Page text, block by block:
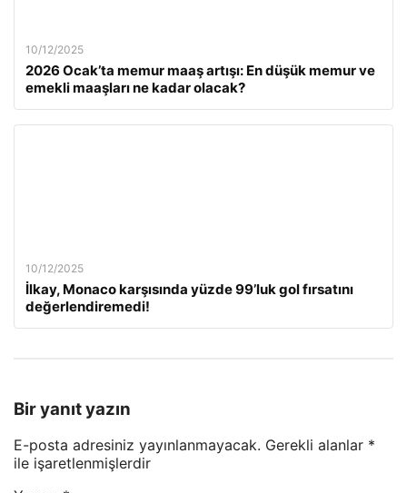
10/12/2025
2026 Ocak’ta memur maaş artışı: En düşük memur ve
emekli maaşları ne kadar olacak?
10/12/2025
İlkay, Monaco karşısında yüzde 99’luk gol fırsatını
değerlendiremedi!
Bir yanıt yazın
E-posta adresiniz yayınlanmayacak. Gerekli alanlar *
ile işaretlenmişlerdir